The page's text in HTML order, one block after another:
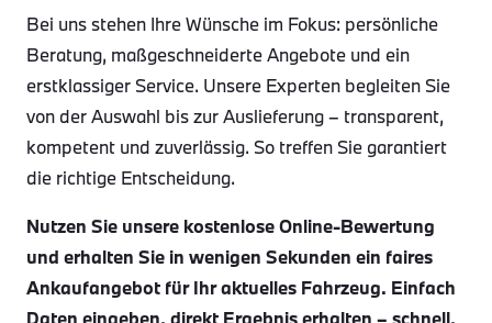
Bei uns stehen Ihre Wünsche im Fokus: persönliche
Beratung, maßgeschneiderte Angebote und ein
erstklassiger Service. Unsere Experten begleiten Sie
von der Auswahl bis zur Auslieferung – transparent,
kompetent und zuverlässig. So treffen Sie garantiert
die richtige Entscheidung.
Nutzen Sie unsere kostenlose Online-Bewertung
und erhalten Sie in wenigen Sekunden ein faires
Ankaufangebot für Ihr aktuelles Fahrzeug. Einfach
Daten eingeben, direkt Ergebnis erhalten – schnell,